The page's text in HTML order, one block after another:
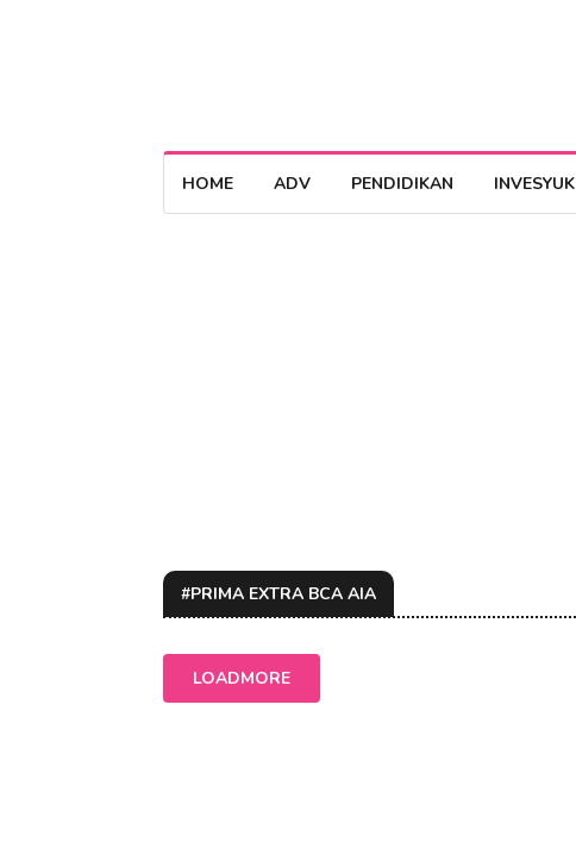
HOME ADV PENDIDIKAN INVESYUK
#PRIMA EXTRA BCA AIA
LOADMORE